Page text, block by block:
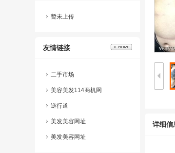
暂未上传
友情链接
二手市场
美容美发114商机网
逆行道
美发美容网址
美发美容网址
详细信